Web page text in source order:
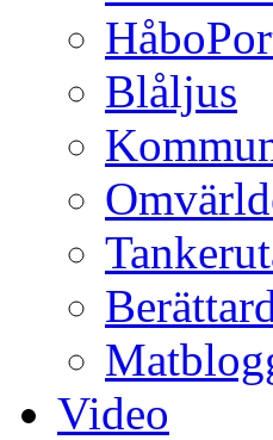
Blåljus
Video